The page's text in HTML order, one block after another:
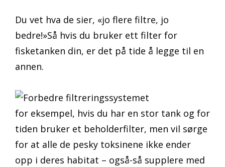
Du vet hva de sier, «jo flere filtre, jo
bedre!»Så hvis du bruker ett filter for
fisketanken din, er det på tide å legge til en
annen.
for eksempel, hvis du har en stor tank og for
tiden bruker et beholderfilter, men vil sørge
for at alle de pesky toksinene ikke ender
opp i deres habitat – også-så supplere med